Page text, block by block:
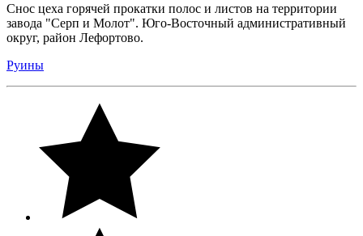
Снос цеха горячей прокатки полос и листов на территории
завода "Серп и Молот". Юго-Восточный административный
округ, район Лефортово.
Руины